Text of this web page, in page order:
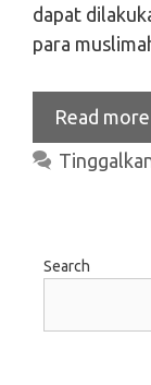
dapat
para
Read more
Search